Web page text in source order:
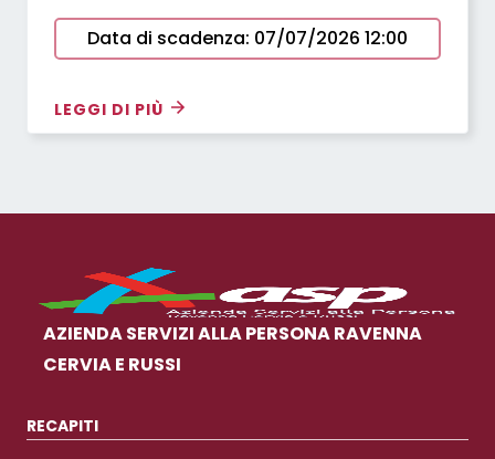
Data di scadenza: 07/07/2026 12:00
LEGGI DI PIÙ
AZIENDA SERVIZI ALLA PERSONA RAVENNA
CERVIA E RUSSI
RECAPITI